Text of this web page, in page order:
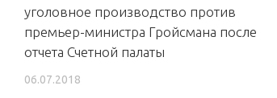
уголовное производство против
премьер-министра Гройсмана после
отчета Счетной палаты
06.07.2018